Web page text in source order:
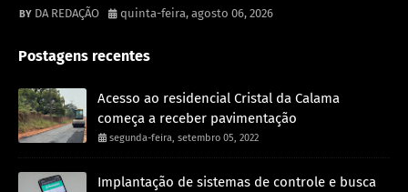
DA REDAÇÃO quinta-feira, agosto 06, 2026
Postagens recentes
Acesso ao residencial Cristal da Calama
começa a receber pavimentação
segunda-feira, setembro 05, 2022
Implantação de sistemas de controle e busca